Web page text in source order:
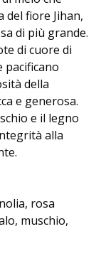
del fiore Jihan,
di più grande.
di cuore di
pacificano
della
e generosa.
e il legno
alla
rosa
muschio,